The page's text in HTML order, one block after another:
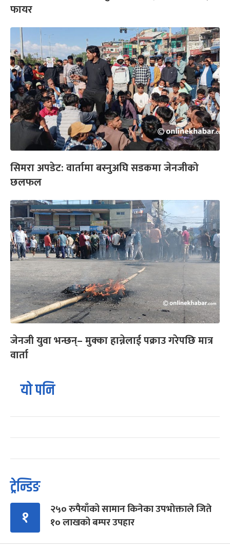
फायर
सिमरा अपडेट: वार्तामा बस्नुअघि सडकमा जेनजीको
छलफल
जेनजी युवा भन्छन्– मुक्का हान्नेलाई पक्राउ गरेपछि मात्र
वार्ता
यो पनि
ट्रेन्डिङ
१
२५० रुपैयाँको सामान किनेका उपभोक्ताले जिते
१० लाखको बम्पर उपहार